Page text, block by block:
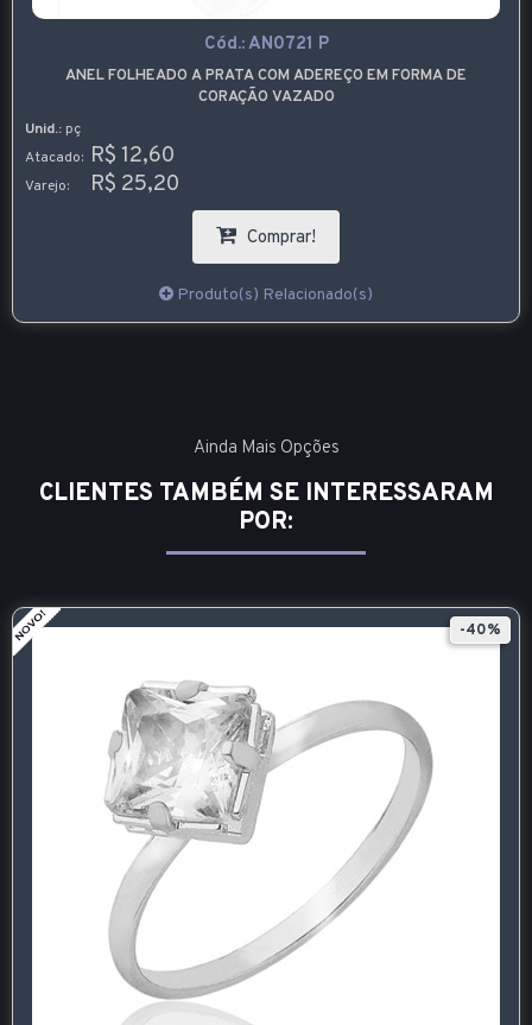
Cód.:AN0721 P
ANEL FOLHEADO A PRATA COM ADEREÇO EM FORMA DE
CORAÇÃO VAZADO
Unid.: pç
Atacado: R$ 12,60
Varejo: R$ 25,20
Comprar!
Produto(s) Relacionado(s)
Ainda Mais Opções
CLIENTES TAMBÉM SE INTERESSARAM
POR:
-40%